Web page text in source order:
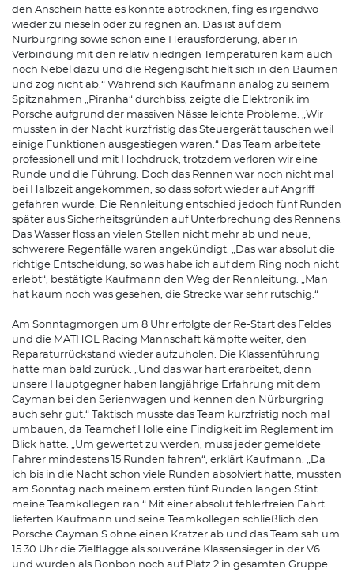
den Anschein hatte es könnte abtrocknen, fing es irgendwo
wieder zu nieseln oder zu regnen an. Das ist auf dem
Nürburgring sowie schon eine Herausforderung, aber in
Verbindung mit den relativ niedrigen Temperaturen kam auch
noch Nebel dazu und die Regengischt hielt sich in den Bäumen
und zog nicht ab.“ Während sich Kaufmann analog zu seinem
Spitznahmen „Piranha“ durchbiss, zeigte die Elektronik im
Porsche aufgrund der massiven Nässe leichte Probleme. „Wir
mussten in der Nacht kurzfristig das Steuergerät tauschen weil
einige Funktionen ausgestiegen waren.“ Das Team arbeitete
professionell und mit Hochdruck, trotzdem verloren wir eine
Runde und die Führung. Doch das Rennen war noch nicht mal
bei Halbzeit angekommen, so dass sofort wieder auf Angriff
gefahren wurde. Die Rennleitung entschied jedoch fünf Runden
später aus Sicherheitsgründen auf Unterbrechung des Rennens.
Das Wasser floss an vielen Stellen nicht mehr ab und neue,
schwerere Regenfälle waren angekündigt. „Das war absolut die
richtige Entscheidung, so was habe ich auf dem Ring noch nicht
erlebt“, bestätigte Kaufmann den Weg der Rennleitung. „Man
hat kaum noch was gesehen, die Strecke war sehr rutschig.“
Am Sonntagmorgen um 8 Uhr erfolgte der Re-Start des Feldes
und die MATHOL Racing Mannschaft kämpfte weiter, den
Reparaturrückstand wieder aufzuholen. Die Klassenführung
hatte man bald zurück. „Und das war hart erarbeitet, denn
unsere Hauptgegner haben langjährige Erfahrung mit dem
Cayman bei den Serienwagen und kennen den Nürburgring
auch sehr gut.“ Taktisch musste das Team kurzfristig noch mal
umbauen, da Teamchef Holle eine Findigkeit im Reglement im
Blick hatte. „Um gewertet zu werden, muss jeder gemeldete
Fahrer mindestens 15 Runden fahren“, erklärt Kaufmann. „Da
ich bis in die Nacht schon viele Runden absolviert hatte, mussten
am Sonntag nach meinem ersten fünf Runden langen Stint
meine Teamkollegen ran.“ Mit einer absolut fehlerfreien Fahrt
lieferten Kaufmann und seine Teamkollegen schließlich den
Porsche Cayman S ohne einen Kratzer ab und das Team sah um
15.30 Uhr die Zielflagge als souveräne Klassensieger in der V6
und wurden als Bonbon noch auf Platz 2 in gesamten Gruppe